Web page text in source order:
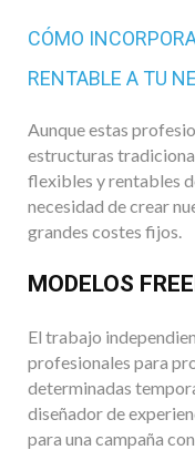
CÓMO
RENTABLE A TU
Aunque estas
estructuras
flexibles y rentables
necesidad de crear
grandes costes fijos.
MODELOS
El trabajo
profesionales para
determinadas
diseñador de
para una campaña